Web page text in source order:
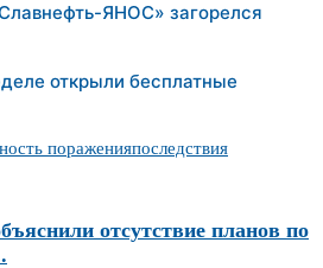
ЯНОС» загорелся
открыли бесплатные
пораженияпоследствия
отсутствие планов по